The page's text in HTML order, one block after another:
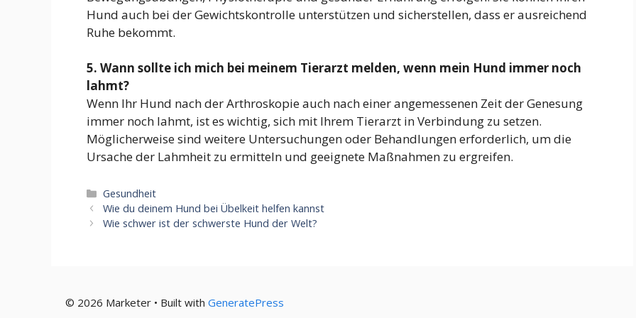
Hund auch bei der Gewichtskontrolle unterstützen und sicherstellen, dass er ausreichend
Ruhe bekommt.
5. Wann sollte ich mich bei meinem Tierarzt melden, wenn mein Hund immer noch
lahmt?
Wenn Ihr Hund nach der Arthroskopie auch nach einer angemessenen Zeit der Genesung
immer noch lahmt, ist es wichtig, sich mit Ihrem Tierarzt in Verbindung zu setzen.
Möglicherweise sind weitere Untersuchungen oder Behandlungen erforderlich, um die
Ursache der Lahmheit zu ermitteln und geeignete Maßnahmen zu ergreifen.
Kategorien
Gesundheit
Wie du deinem Hund bei Übelkeit helfen kannst
Wie schwer ist der schwerste Hund der Welt?
© 2026 Marketer • Built with GeneratePress